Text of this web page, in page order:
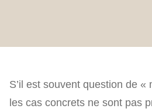
S’il est souvent question de
les cas concrets ne sont pas